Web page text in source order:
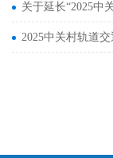
关于延长“2025中关村轨道交
2025中关村轨道交通